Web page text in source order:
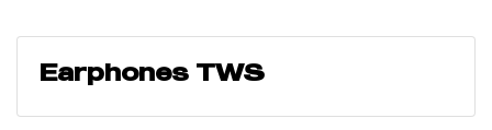
Earphones TWS